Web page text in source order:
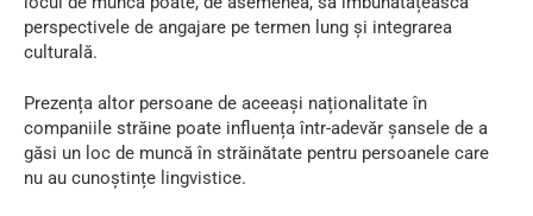
perspectivele de angajare pe termen lung și integrarea
culturală.
Prezența altor persoane de aceeași naționalitate în
companiile străine poate influența într-adevăr șansele de a
găsi un loc de muncă în străinătate pentru persoanele care
nu au cunoștințe lingvistice.